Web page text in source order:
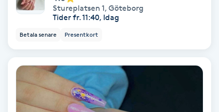
Makeup
Manikyr & Pedikyr
Stureplatsen 1, Göteborg
Tider fr. 11:40, Idag
Betala senare Presentkort